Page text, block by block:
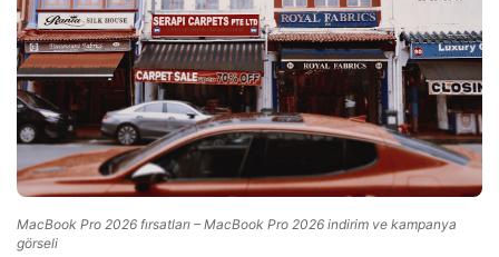
MacBook Pro 2026 fırsatları – MacBook Pro 2026 indirim ve kampanya
görseli